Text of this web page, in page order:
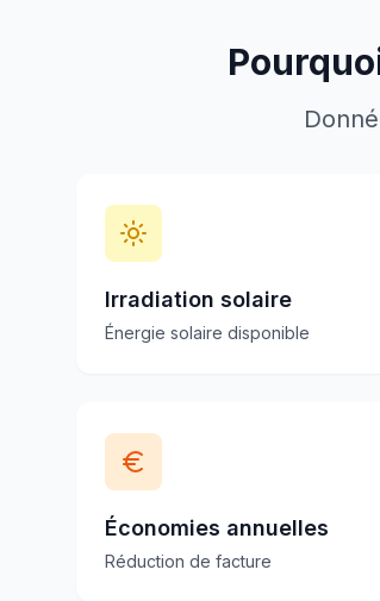
Irradiation solaire
Énergie solaire disponible
Économies annuelles
Réduction de facture